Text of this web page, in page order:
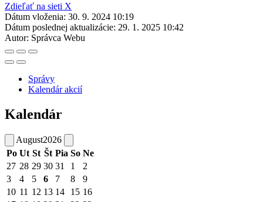
Zdieľať na sieti X
Dátum vloženia: 30. 9. 2024 10:19
Dátum poslednej aktualizácie: 29. 1. 2025 10:42
Autor: Správca Webu
Správy
Kalendár akcií
Kalendár
August2026
Po Ut St Št Pia So Ne
27 28 29 30 31 1
2
3
4 5 6 7 8
9
10 11 12 13 14 15 16